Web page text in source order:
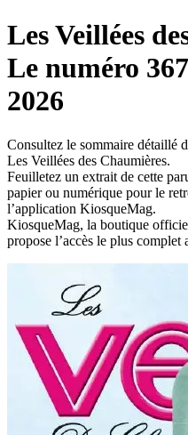
Les Veillées
Le numéro
2026
Consultez le sommaire détaillé
Les Veillées des Chaumières.
Feuilletez un extrait de cette
papier ou numérique pour le
l’application KiosqueMag.
KiosqueMag, la boutique
propose l’accès le plus complet